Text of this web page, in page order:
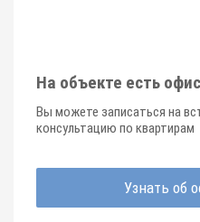
На объекте есть
Вы можете записаться на
консультацию по квартирам
Узнать об